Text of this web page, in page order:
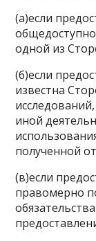
(а)если
одной из
(б)если
известна
иной
полученной
(в)если
правомерно